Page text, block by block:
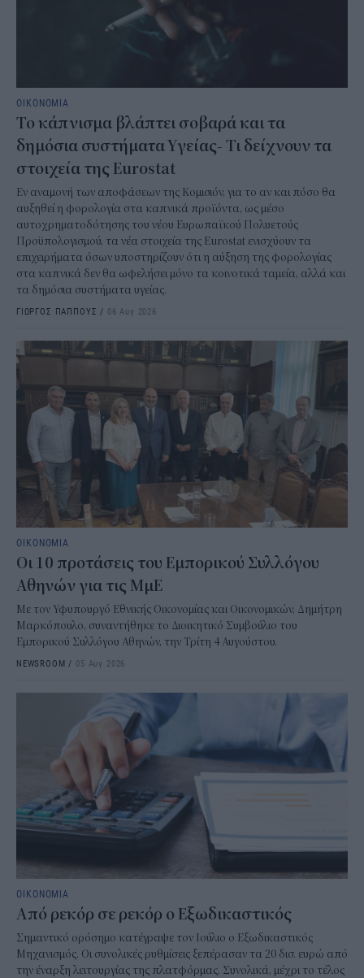
ΟΙΚΟΝΟΜΙΑ
Το κάπνισμα βλάπτει σοβαρά και τα
δημόσια συστήματα Υγείας- Τι δείχνουν τα
στοιχεία της Eurostat
Εν αναμονή των αποφάσεων της Κομισιόν, για το αν και πόσο θα
αυξηθεί η φορολογία στα καπνικά προϊόντα, ως μέσο
αυτοχρηματοδότησης του νέου Ευρωπαϊκού Πολυετούς
Προϋπολογισμού, τα νέα στοιχεία της Eurostat ενισχύουν τα
επιχειρήματα όσων υποστηρίζουν ότι η αύξηση της φορολογίας
στα καπνικά δεν θα ωφελήσει μόνο τα κοινοτικά ταμεία, αλλά και
τα δημόσια συστήματα υγείας.
ΓΙΩΡΓΟΣ ΠΑΠΠΟΥΣ / 06 Αυγ 2026
ΟΙΚΟΝΟΜΙΑ
Οι 10 προτάσεις του Εμπορικού Συλλόγου
Αθηνών για τις ΜμΕ
Με τον Υφυπουργό Εθνικής Οικονομίας και Οικονομικών, Δημήτρη
Μαρκόπουλο, συναντήθηκε το Διοικητικό Συμβούλιο του
Εμπορικού Συλλόγου Αθηνών, την Τρίτη 4 Αυγούστου.
NEWSROOM / 05 Αυγ 2026
ΟΙΚΟΝΟΜΙΑ
Από ρεκόρ σε ρεκόρ ο Εξωδικαστικός
Σημαντικό ορόσημο κατέγραψε τον Ιούλιο ο Εξωδικαστικός
Μηχανισμός. Οι συνολικές ρυθμίσεις ξεπέρασαν τα 20 δισ. ευρώ από
την έναρξη λειτουργίας της πλατφόρμας. Συνολικά, μέχρι το τέλος